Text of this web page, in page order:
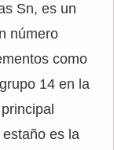
Sn, es un
número
como
14 en la
es la